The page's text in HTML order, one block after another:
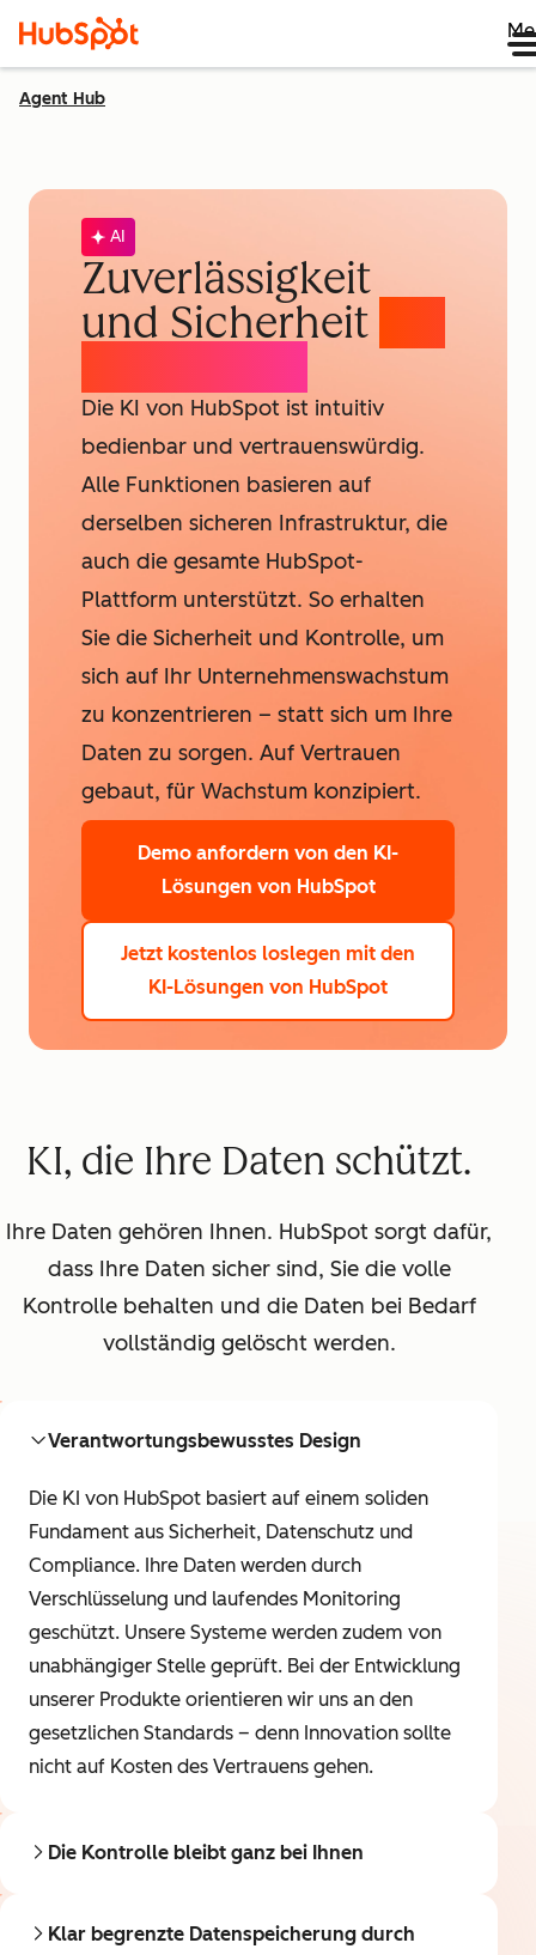
Agent Hub
AI
Zuverlässigkeit
und Sicherheit
Die KI von HubSpot ist intuitiv
bedienbar und vertrauenswürdig.
Alle Funktionen basieren auf
derselben sicheren Infrastruktur, die
auch die gesamte HubSpot-
Plattform unterstützt. So erhalten
Sie die Sicherheit und Kontrolle, um
sich auf Ihr Unternehmenswachstum
zu konzentrieren – statt sich um Ihre
Daten zu sorgen. Auf Vertrauen
gebaut, für Wachstum konzipiert.
Demo anfordern von den KI-
Lösungen von HubSpot
Jetzt kostenlos loslegen mit den
KI-Lösungen von HubSpot
KI, die Ihre Daten schützt.
Ihre Daten gehören Ihnen. HubSpot sorgt dafür,
dass Ihre Daten sicher sind, Sie die volle
Kontrolle behalten und die Daten bei Bedarf
vollständig gelöscht werden.
Verantwortungsbewusstes Design
Die KI von HubSpot basiert auf einem soliden
Fundament aus Sicherheit, Datenschutz und
Compliance. Ihre Daten werden durch
Verschlüsselung und laufendes Monitoring
geschützt. Unsere Systeme werden zudem von
unabhängiger Stelle geprüft. Bei der Entwicklung
unserer Produkte orientieren wir uns an den
gesetzlichen Standards – denn Innovation sollte
nicht auf Kosten des Vertrauens gehen.
Die Kontrolle bleibt ganz bei Ihnen
Klar begrenzte Datenspeicherung durch